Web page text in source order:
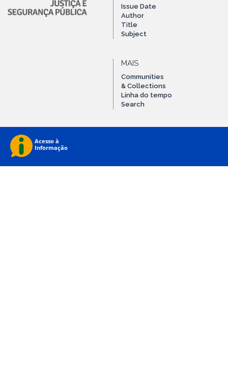
Issue Date
Author
Title
Subject
MAIS
Communities
& Collections
Linha do tempo
Search